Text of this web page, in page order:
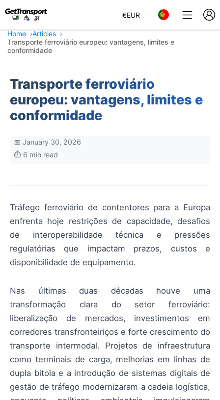
€EUR
Home
Articles
Transporte ferroviário europeu: vantagens, limites e
conformidade
Transporte ferroviário
europeu: vantagens, limites e
conformidade
📅 January 30, 2026
⏱️ 6 min read
Tráfego ferroviário de contentores para a Europa
enfrenta hoje restrições de capacidade, desafios
de interoperabilidade técnica e pressões
regulatórias que impactam prazos, custos e
disponibilidade de equipamento.
Nas últimas duas décadas houve uma
transformação clara do setor ferroviário:
liberalização de mercados, investimentos em
corredores transfronteiriços e forte crescimento do
transporte intermodal. Projetos de infraestrutura
como terminais de carga, melhorias em linhas de
dupla bitola e a introdução de sistemas digitais de
gestão de tráfego modernizaram a cadeia logística,